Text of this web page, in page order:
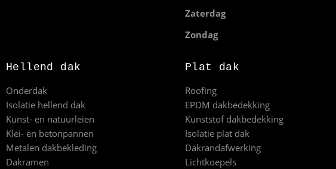
Zaterdag
Zondag
Hellend dak
Onderdak
Isolatie hellend dak
Kunst- en natuurleien
Klei- en betonpannen
Metalen dakbekleding
Dakramen
Plat dak
Roofing
EPDM dakbedekking
Kunststof dakbedekking
Isolatie plat dak
Dakrandafwerking
Lichtkoepels